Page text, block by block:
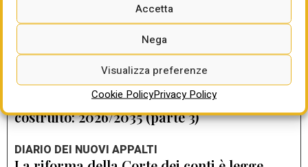
Accetta
Nega
Visualizza preferenze
Cookie PolicyPrivacy Policy
LEGGI ANCHE
IA E AMBIENTE COSTRUITO/3
La transizione dal modello informativo al
modello cognitivo. La natura inquietante
dell’IA avanzata nel settore dell’ambiente
costruito: 2026/2035 (parte 3)
DIARIO DEI NUOVI APPALTI